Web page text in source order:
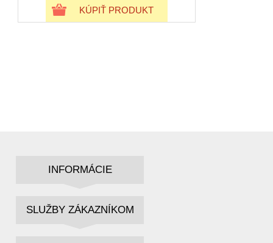
KÚPIŤ PRODUKT
INFORMÁCIE
SLUŽBY ZÁKAZNÍKOM